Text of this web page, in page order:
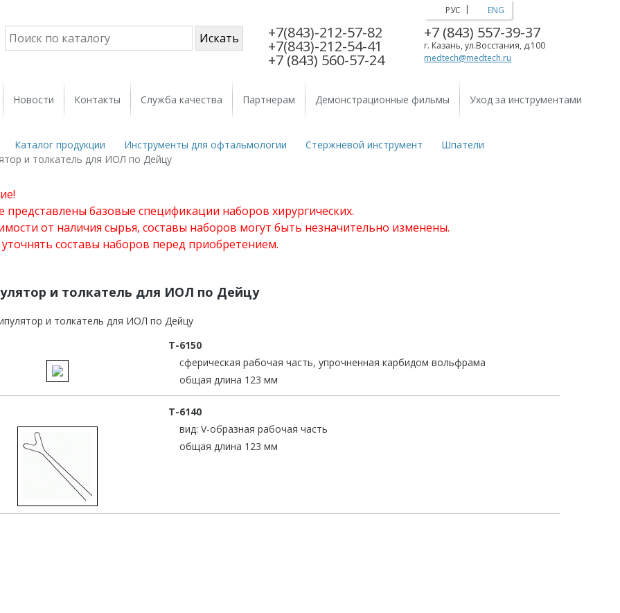
+7(843)-212-57-82
+7(843)-212-54-41
+7 (843) 560-57-24
РУС | ENG
+7 (843) 557-39-37
г. Казань, ул.Восстания, д.100
medtech@medtech.ru
Новости Контакты Служба качества Партнерам Демонстрационные фильмы Уход за инструментами
Каталог продукции Инструменты для офтальмологии Стержневой инструмент
Шпатели
и толкатель для ИOЛ по Дейцу
представлены базовые спецификации наборов хирургических.
от наличия сырья, составы наборов могут быть незначительно изменены.
составы наборов перед приобретением.
и толкатель для ИOЛ по Дейцу
T-6150
сферическая рабочая часть, упрочненная карбидом вольфрама
общая длина 123 мм
T-6140
вид: V-образная рабочая часть
общая длина 123 мм